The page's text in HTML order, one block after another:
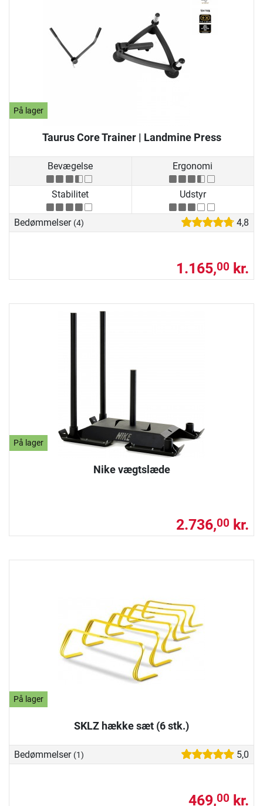
På lager
Taurus Core Trainer | Landmine Press
Bevægelse Ergonomi
Stabilitet Udstyr
Bedømmelser (4) 4,8
1.165,00 kr.
På lager
Nike vægtslæde
2.736,00 kr.
På lager
SKLZ hække sæt (6 stk.)
Bedømmelser (1) 5,0
469,00 kr.